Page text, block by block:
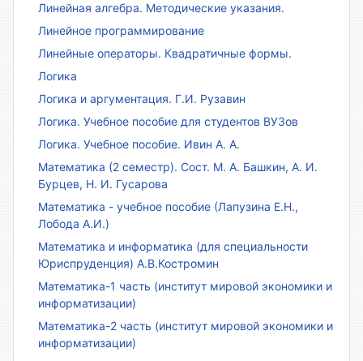
Линейная алгебра. Методические указания.
Линейное программирование
Линейные операторы. Квадратичные формы.
Логика
Логика и аргументация. Г.И. Рузавин
Логика. Учебное пособие для студентов ВУЗов
Логика. Учебное пособие. Ивин А. А.
Математика (2 семестр). Сост. М. А. Башкин, А. И.
Бурцев, Н. И. Гусарова
Математика - учебное пособие (Лапузина Е.Н.,
Лобода А.И.)
Математика и информатика (для специальности
Юриспруденция) А.В.Костромин
Математика-1 часть (институт мировой экономики и
информатизации)
Математика-2 часть (институт мировой экономики и
информатизации)